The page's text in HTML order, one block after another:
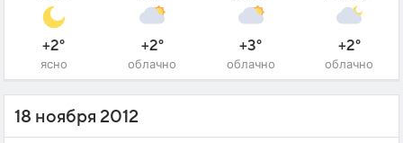
+2°
ясно
+2°
облачно
+3°
облачно
+2°
облачно
18 ноября 2012